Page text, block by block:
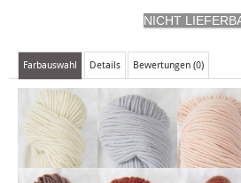
Farbauswahl Details Bewertungen (0)